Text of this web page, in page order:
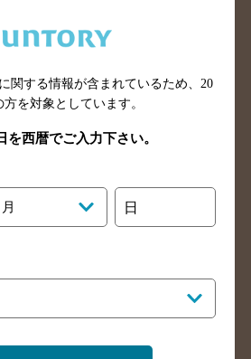
検索
宮城県のバー検索
検索
検索
長野県のバー検索
検索
検索
三重県のバー検索
検索
富山県のバー検索
関する情報が含まれているため、 20
方を対象としています。
を西暦でご入力下さい。
月 日